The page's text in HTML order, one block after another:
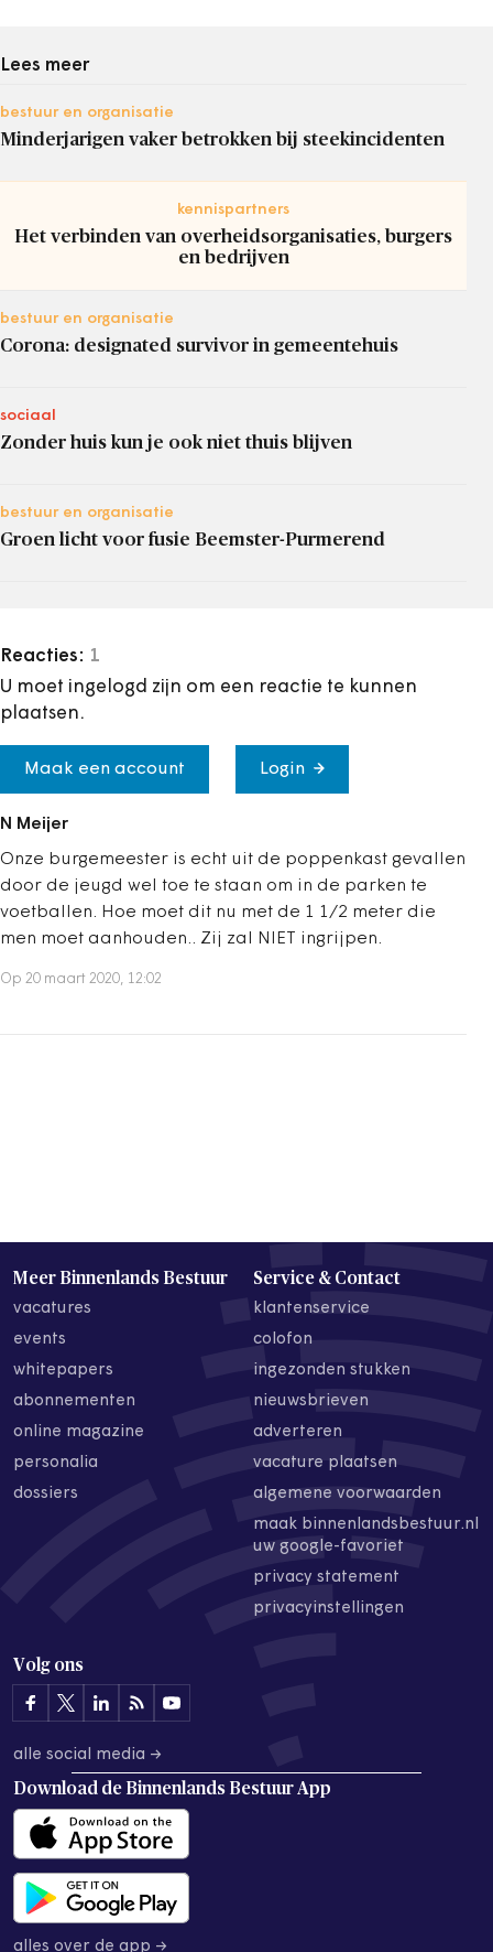
Lees meer
bestuur en organisatie
Minderjarigen vaker betrokken bij steekincidenten
kennispartners
Het verbinden van overheidsorganisaties, burgers
en bedrijven
bestuur en organisatie
Corona: designated survivor in gemeentehuis
sociaal
Zonder huis kun je ook niet thuis blijven
bestuur en organisatie
Groen licht voor fusie Beemster-Purmerend
Reacties: 1
U moet ingelogd zijn om een reactie te kunnen
plaatsen.
Maak een account Login
N Meijer
Onze burgemeester is echt uit de poppenkast gevallen
door de jeugd wel toe te staan om in de parken te
voetballen. Hoe moet dit nu met de 1 1/2 meter die
men moet aanhouden.. Zij zal NIET ingrijpen.
Op 20 maart 2020, 12:02
Meer Binnenlands Bestuur
vacatures
events
whitepapers
abonnementen
online magazine
personalia
dossiers
Service & Contact
klantenservice
colofon
ingezonden stukken
nieuwsbrieven
adverteren
vacature plaatsen
algemene voorwaarden
maak binnenlandsbestuur.nl
uw google-favoriet
privacy statement
privacyinstellingen
Volg ons
alle social media →
Download de Binnenlands Bestuur App
alles over de app →